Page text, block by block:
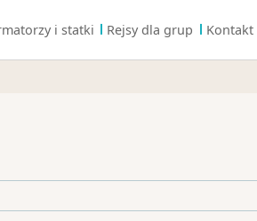
i statki Rejsy dla grup Kontakt